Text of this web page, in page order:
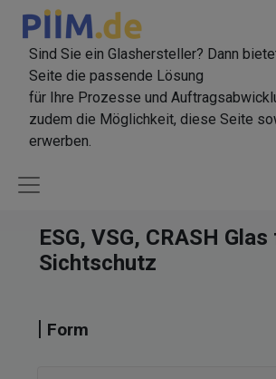
Sind Sie ein Glashersteller? Dann
Seite die passende Lösung
für Ihre Prozesse und
zudem die Möglichkeit, diese Seite
erwerben.
ESG, VSG, CRASH
Sichtschutz
Form